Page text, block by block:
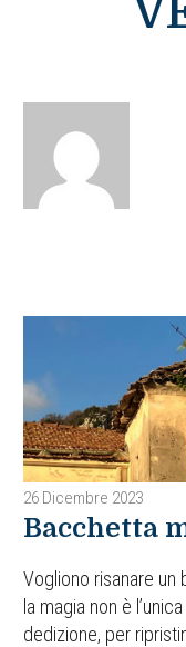
26 Dicembre 2023
Bacchetta
Vogliono risanare un
la magia non è
dedizione, per